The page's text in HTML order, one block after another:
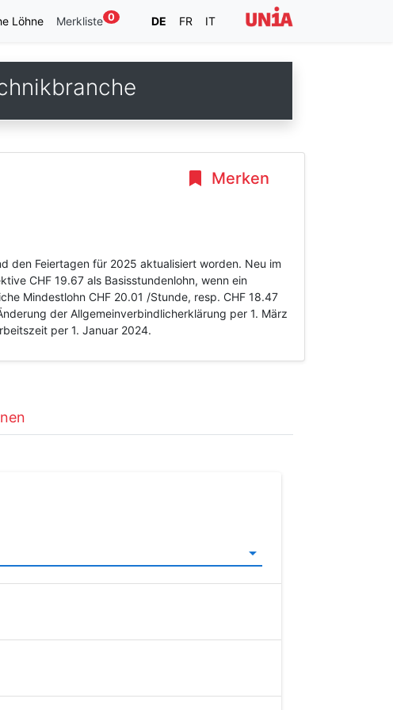
Löhne Merkliste 0 DE FR IT
Merken
den Feiertagen für 2025 aktualisiert worden. Neu im
CHF 19.67 als Basisstundenlohn, wenn ein
Mindestlohn CHF 20.01 /Stunde, resp. CHF 18.47
der Allgemeinverbindlicherklärung per 1. März
per 1. Januar 2024.